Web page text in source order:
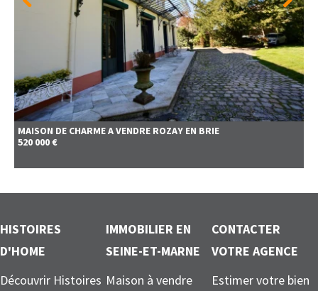
MAISON DE CHARME A VENDRE ROZAY EN BRIE
520 000 €
HISTOIRES
D'HOME
Découvrir Histoires
IMMOBILIER EN
SEINE-ET-MARNE
Maison à vendre
CONTACTER
VOTRE AGENCE
Estimer votre bien